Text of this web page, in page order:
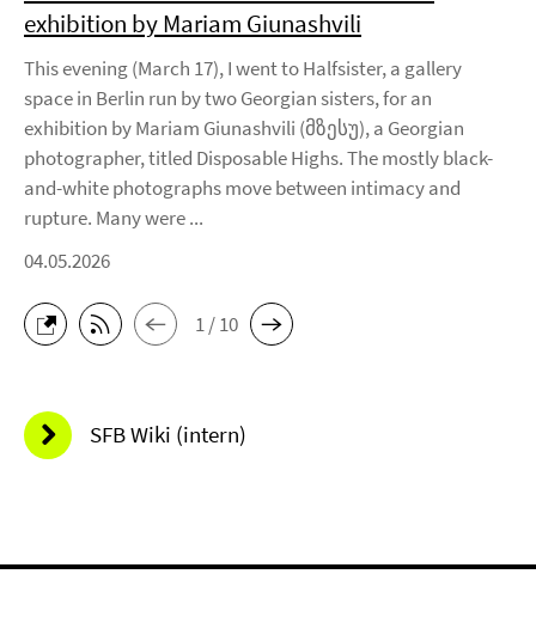
exhibition by Mariam Giunashvili
This evening (March 17), I went to Halfsister, a gallery
space in Berlin run by two Georgian sisters, for an
exhibition by Mariam Giunashvili (მზესუ), a Georgian
photographer, titled Disposable Highs. The mostly black-
and-white photographs move between intimacy and
rupture. Many were ...
04.05.2026
1 / 10
SFB Wiki (intern)